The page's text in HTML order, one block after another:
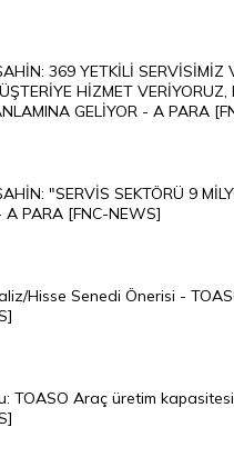
369 YETKİLİ SERVİSİMİZ
HİZMET VERİYORUZ,
GELİYOR - A PARA
"SERVİS SEKTÖRÜ 9
A PARA [FNC-NEWS]
Hisse Senedi Önerisi -
TOASO Araç üretim kapasitesi